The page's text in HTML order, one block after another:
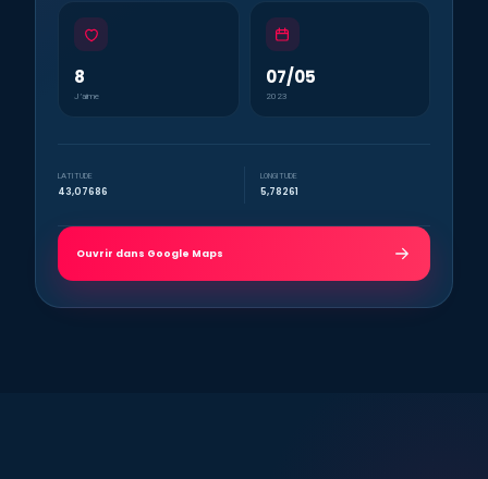
8
J’aime
07/05
2023
LATITUDE
43,07686
LONGITUDE
5,78261
Ouvrir dans Google Maps